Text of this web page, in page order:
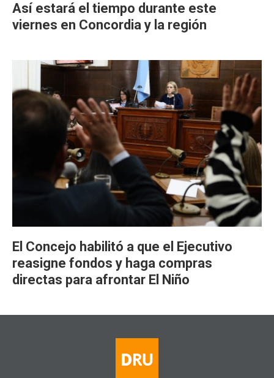
Así estará el tiempo durante este
viernes en Concordia y la región
El Concejo habilitó a que el Ejecutivo
reasigne fondos y haga compras
directas para afrontar El Niño